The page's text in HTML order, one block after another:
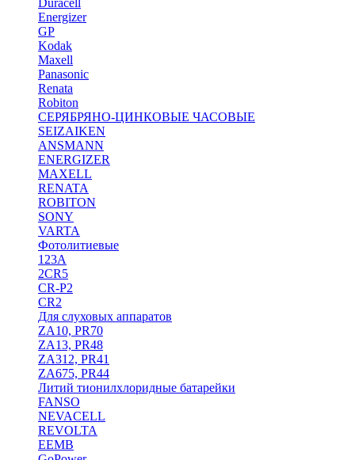
Duracell
Energizer
GP
Kodak
Maxell
Panasonic
Renata
Robiton
СЕРЯБРЯНО-ЦИНКОВЫЕ ЧАСОВЫЕ
SEIZAIKEN
ANSMANN
ENERGIZER
MAXELL
RENATA
ROBITON
SONY
VARTA
Фотолитиевые
123A
2CR5
CR-P2
CR2
Для слуховых аппаратов
ZA10, PR70
ZA13, PR48
ZA312, PR41
ZA675, PR44
Литий тионилхлоридные батарейки
FANSO
NEVACELL
REVOLTA
EEMB